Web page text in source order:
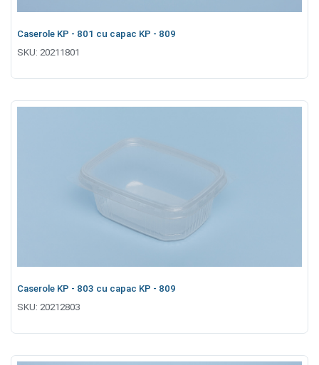
Caserole KP - 801 cu capac KP - 809
SKU: 20211801
Caserole KP - 803 cu capac KP - 809
SKU: 20212803